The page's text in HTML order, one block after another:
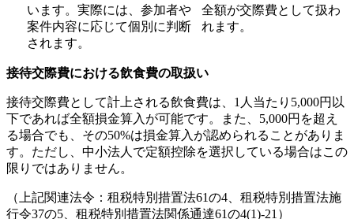
います。実際には、参加者や
案件内容に応じて個別に判断
されます。
全額が交際費として扱わ
れます。
接待交際費における飲食費の取扱い
接待交際費として計上される飲食費は、1人当たり5,000円以
下であれば全額損金算入が可能です。また、5,000円を超え
る場合でも、その50%は損金算入が認められることがありま
す。ただし、中小法人で定額控除を選択している場合はこの
限りではありません。
（上記関連法令：租税特別措置法61の4、租税特別措置法施
行令37の5、租税特別措置法関係通達61の4(1)-21）